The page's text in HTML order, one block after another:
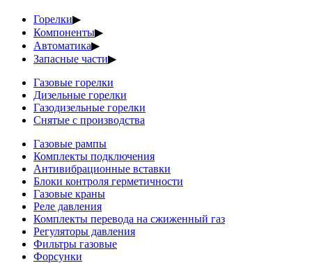
Горелки▶
Компоненты▶
Автоматика▶
Запасные части▶
Газовые горелки
Дизельные горелки
Газодизельные горелки
Снятые с производства
Газовые рампы
Комплекты подключения
Антивибрационные вставки
Блоки контроля герметичности
Газовые краны
Реле давления
Комплекты перевода на сжиженный газ
Регуляторы давления
Фильтры газовые
Форсунки